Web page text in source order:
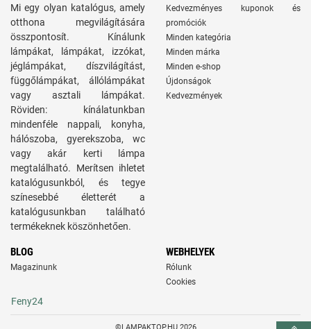
Mi egy olyan katalógus, amely
otthona megvilágítására
összpontosít. Kínálunk
lámpákat, lámpákat, izzókat,
jéglámpákat, díszvilágítást,
függőlámpákat, állólámpákat
vagy asztali lámpákat.
Röviden: kínálatunkban
mindenféle nappali, konyha,
hálószoba, gyerekszoba, wc
vagy akár kerti lámpa
megtalálható. Merítsen ihletet
katalógusunkból, és tegye
színesebbé életterét a
katalógusunkban található
termékeknek köszönhetően.
Kedvezményes kuponok és
promóciók
Minden kategória
Minden márka
Minden e-shop
Újdonságok
Kedvezmények
BLOG
Magazinunk
WEBHELYEK
Rólunk
Cookies
Feny24